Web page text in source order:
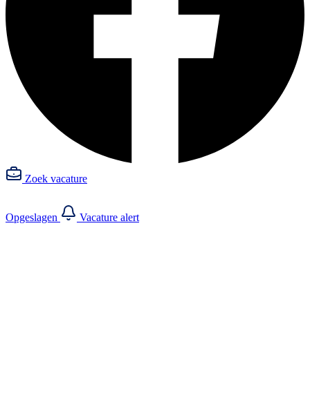
Zoek vacature
Opgeslagen Vacature alert